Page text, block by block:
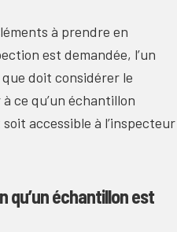
à prendre en
est demandée, l’un
doit considérer le
ce qu’un échantillon
accessible à l’inspecteur
échantillon est